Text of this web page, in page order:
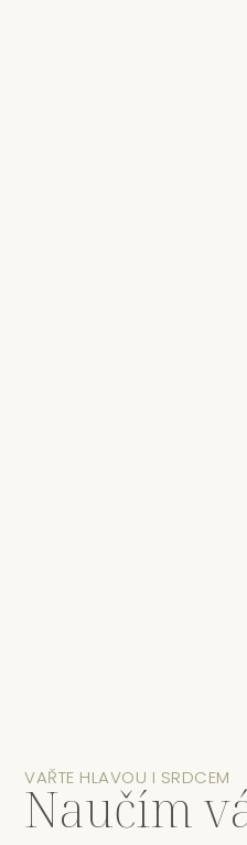
VAŘTE HLAVOU I SRDCEM
Naučím